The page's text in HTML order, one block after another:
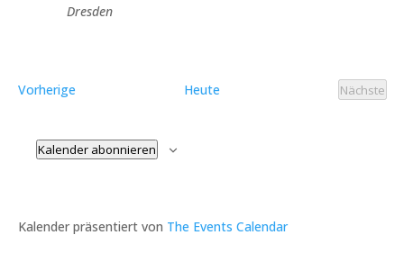
Dresden
VorherigeVeranstaltungen Heute
Nächste
Kalender abonnieren
Kalender präsentiert von The Events Calendar